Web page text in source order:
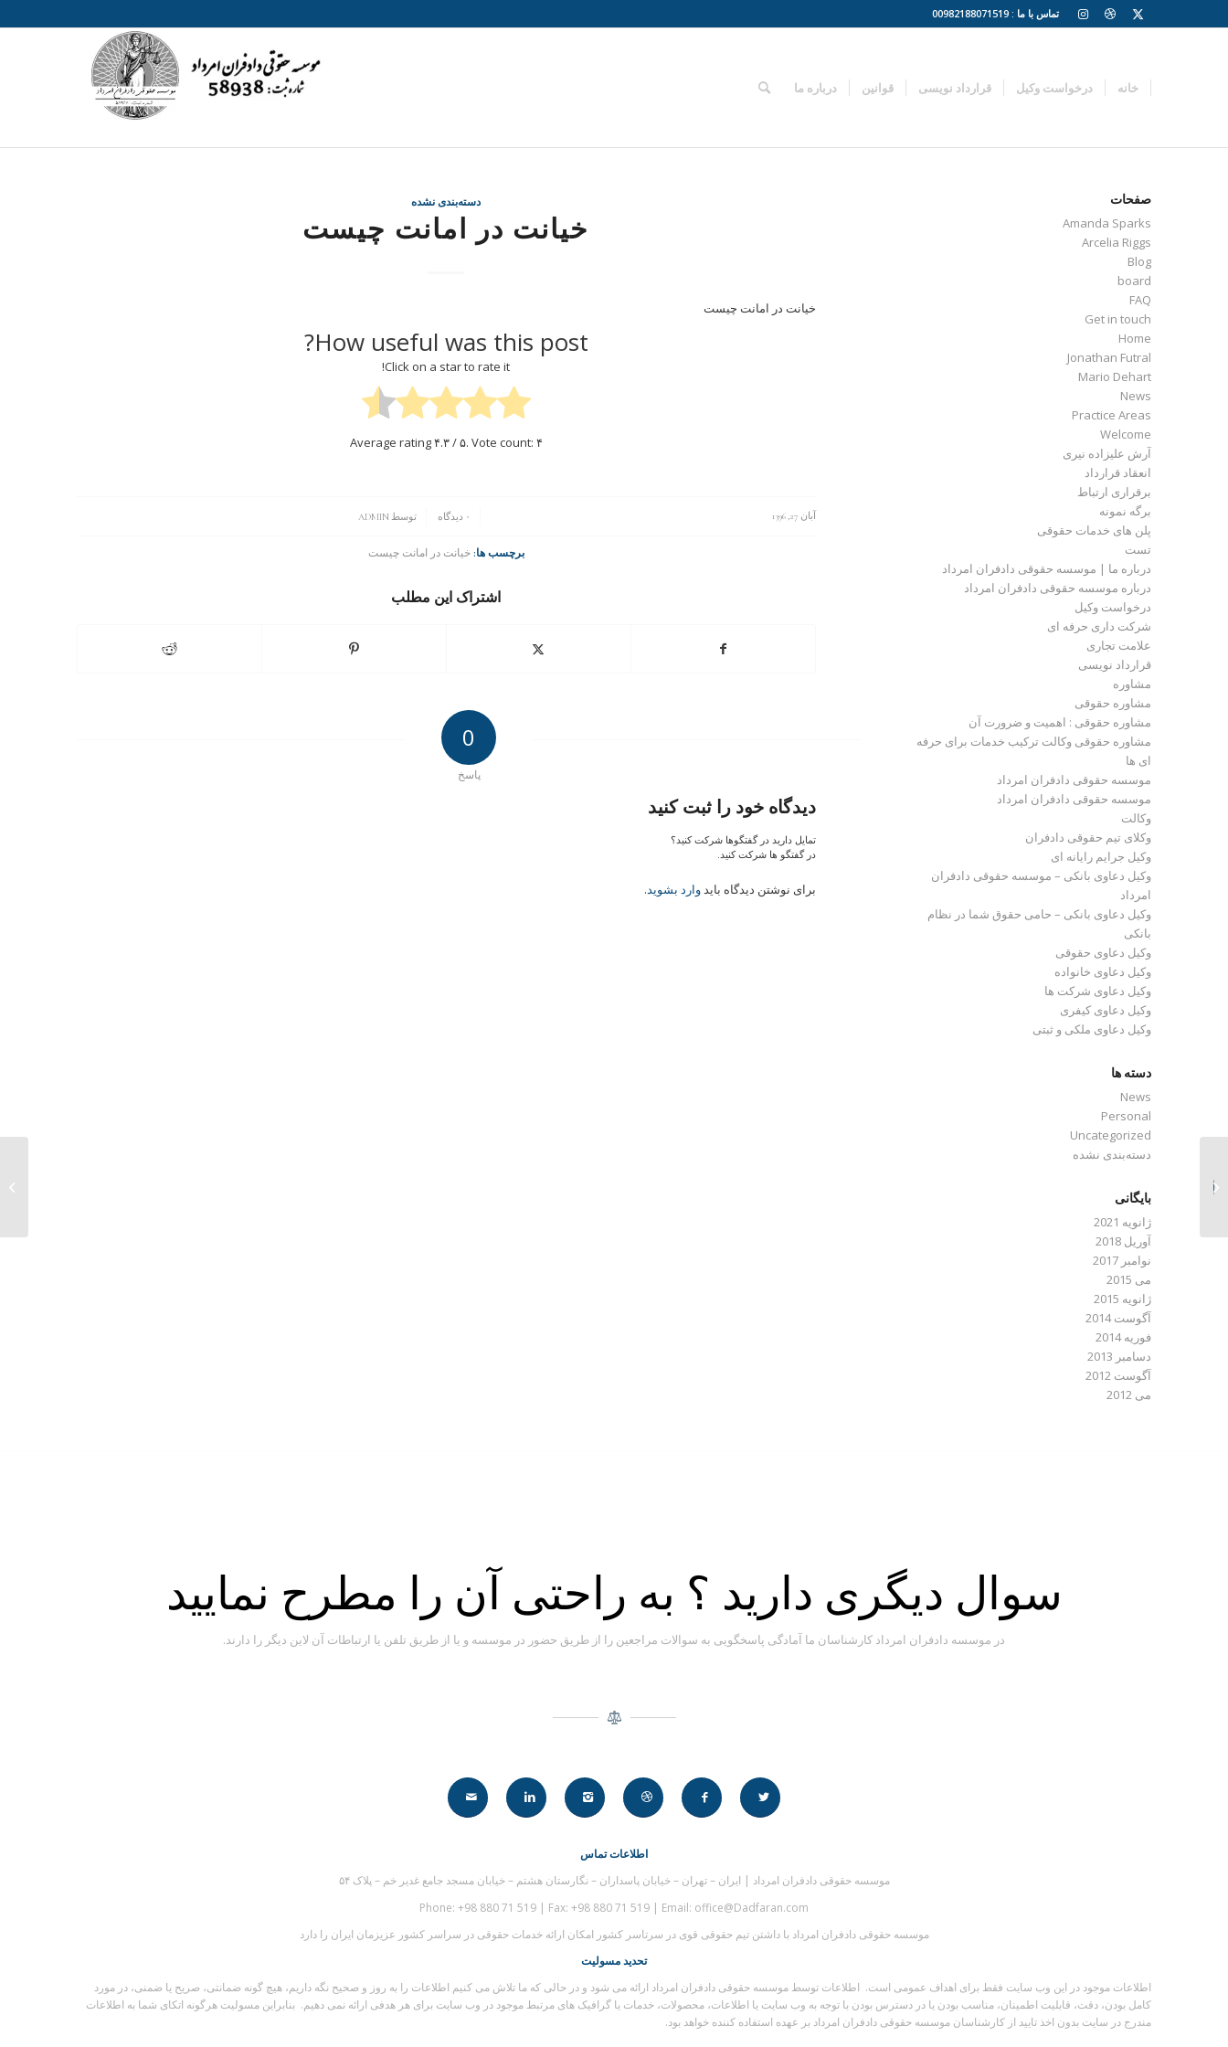
تماس با ما : 00982188071519
خانه درخواست وکیل قرارداد نویسی قوانین درباره ما
دسته‌بندی نشده
خیانت در امانت چیست
خیانت در امانت چیست
How useful was this post?
Click on a star to rate it!
Average rating۴.۳/ ۵. Vote count: ۴
آبان 27, 1396 ۰ دیدگاه توسط ADMIN
برچسب ها: خیانت در امانت چیست
اشتراک این مطلب
0
پاسخ
دیدگاه خود را ثبت کنید
تمایل دارید در گفتگوها شرکت کنید؟
در گفتگو ها شرکت کنید.
برای نوشتن دیدگاه بایدوارد بشوید.
صفحات
Amanda Sparks
Arcelia Riggs
Blog
board
FAQ
Get in touch
Home
Jonathan Futral
Mario Dehart
News
Practice Areas
Welcome
آرش علیزاده نیری
انعقاد قرارداد
برقراری ارتباط
برگه نمونه
پلن های خدمات حقوقی
تست
درباره ما | موسسه حقوقی دادفران امرداد
درباره موسسه حقوقی دادفران امرداد
درخواست وکیل
شرکت داری حرفه ای
علامت تجاری
قرارداد نویسی
مشاوره
مشاوره حقوقی
مشاوره حقوقی : اهمیت و ضرورت آن
مشاوره حقوقی وکالت ترکیب خدمات برای حرفه
ای ها
موسسه حقوقی دادفران امرداد
موسسه حقوقی دادفران امرداد
وکالت
وکلای تیم حقوقی دادفران
وکیل جرایم رایانه ای
وکیل دعاوی بانکی – موسسه حقوقی دادفران
امرداد
وکیل دعاوی بانکی – حامی حقوق شما در نظام
بانکی
وکیل دعاوی حقوقی
وکیل دعاوی خانواده
وکیل دعاوی شرکت ها
وکیل دعاوی کیفری
وکیل دعاوی ملکی و ثبتی
دسته ها
News
Personal
Uncategorized
دسته‌بندی نشده
بایگانی
ژانویه 2021
آوریل 2018
نوامبر 2017
می 2015
ژانویه 2015
آگوست 2014
فوریه 2014
دسامبر 2013
آگوست 2012
می 2012
سوال دیگری دارید ؟ به راحتی آن را مطرح نمایید
در موسسه دادفران امرداد کارشناسان ما آمادگی پاسخگویی به سوالات مراجعین را از طریق حضور در موسسه و یا از طریق تلفن یا ارتباطات آن لاین دیگر را دارند.
اطلاعات تماس
موسسه حقوقی دادفران امرداد | ایران – تهران – خیابان پاسداران – نگارستان هشتم – خیابان مسجد جامع غدیر خم – پلاک ۵۴
Phone: +98 880 71 519 | Fax: +98 880 71 519 | Email: office@Dadfaran.com
موسسه حقوقی دادفران امرداد با داشتن تیم حقوقی قوی در سرتاسر کشور امکان ارائه خدمات حقوقی در سراسر کشور عزیزمان ایران را دارد
تحدید مسولیت
اطلاعات موجود در این وب سایت فقط برای اهداف عمومی است. اطلاعات توسط موسسه حقوقی دادفران امرداد ارائه می شود و در حالی که ما تلاش می کنیم اطلاعات را به روز و صحیح نگه داریم، هیچ گونه ضمانتی، صریح یا ضمنی، در مورد
کامل بودن، دقت، قابلیت اطمینان، مناسب بودن یا در دسترس بودن با توجه به وب سایت یا اطلاعات، محصولات، خدمات یا گرافیک های مرتبط موجود در وب سایت برای هر هدفی ارائه نمی دهیم. بنابراین مسولیت هرگونه اتکای شما به اطلاعات
مندرج در سایت بدون اخذ تایید از کارشناسان موسسه حقوقی دادفران امرداد بر عهده استفاده کننده خواهد بود.